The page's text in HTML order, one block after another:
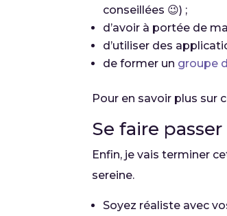
conseillées 😉) ;
d’avoir à portée de
d’utiliser des
de former un groupe
Pour en savoir plus sur
Se faire
Enfin, je vais terminer
sereine.
Soyez réaliste avec